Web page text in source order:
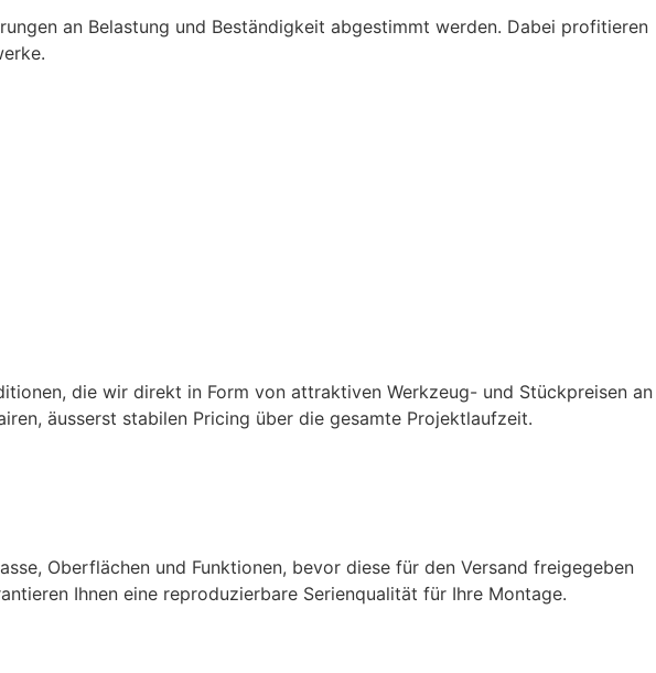
an Belastung und Beständigkeit abgestimmt werden. Dabei profitieren
die wir direkt in Form von attraktiven Werkzeug- und Stückpreisen an
äusserst stabilen Pricing über die gesamte Projektlaufzeit.
Oberflächen und Funktionen, bevor diese für den Versand freigegeben
Ihnen eine reproduzierbare Serienqualität für Ihre Montage.